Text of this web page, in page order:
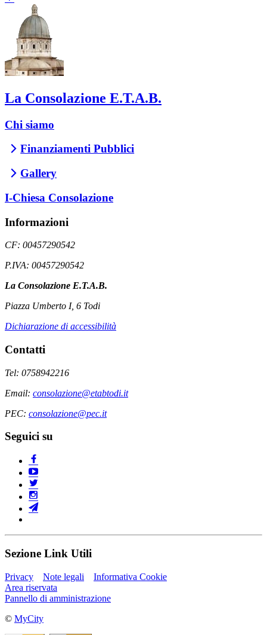
La Consolazione E.T.A.B.
Chi siamo
Finanziamenti Pubblici
Gallery
I-Chiesa Consolazione
Informazioni
CF: 00457290542
P.IVA: 00457290542
La Consolazione E.T.A.B.
Piazza Umberto I, 6 Todi
Dichiarazione di accessibilità
Contatti
Tel: 0758942216
Email: consolazione@etabtodi.it
PEC: consolazione@pec.it
Seguici su
Sezione Link Utili
Privacy Note legali
Informativa Cookie
Area riservata
Pannello di amministrazione
© MyCity